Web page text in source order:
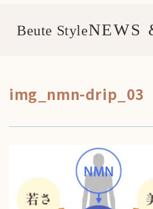
Beute Style
img_nmn-drip_03